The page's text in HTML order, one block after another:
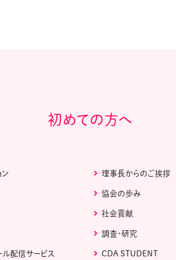
初めての方へ
ン 理事長からのご挨拶
協会の歩み
社会貢献
調査・研究
ル配信サービス CDA STUDENT